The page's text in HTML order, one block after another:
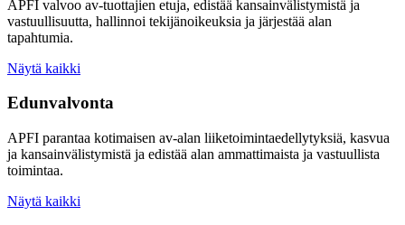
APFI valvoo av-tuottajien etuja, edistää kansainvälistymistä ja
vastuullisuutta, hallinnoi tekijänoikeuksia ja järjestää alan
tapahtumia.
Näytä kaikki
Edunvalvonta
APFI parantaa kotimaisen av-alan liiketoimintaedellytyksiä, kasvua
ja kansainvälistymistä ja edistää alan ammattimaista ja vastuullista
toimintaa.
Näytä kaikki